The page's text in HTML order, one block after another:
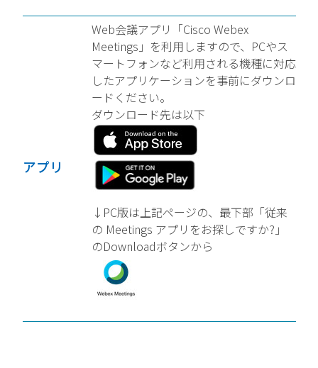
アプリ
Web会議アプリ「Cisco Webex
Meetings」を利用しますので、PCやス
マートフォンなど利用される機種に対応
したアプリケーションを事前にダウンロ
ードください。
ダウンロード先は以下
↓PC版は上記ページの、最下部「従来
の Meetings アプリをお探しですか?」
のDownloadボタンから